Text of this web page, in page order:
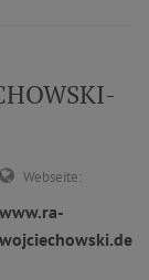
Webseite:
www.ra-
wojciechowski.de